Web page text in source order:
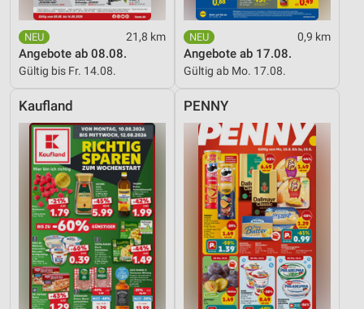
21,8 km
Angebote ab 08.08.
Gültig bis Fr. 14.08.
0,9 km
Angebote ab 17.08.
Gültig ab Mo. 17.08.
Kaufland PENNY